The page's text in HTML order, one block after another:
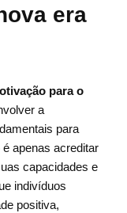
era
para o
a
para
apenas acreditar
capacidades e
indivíduos
positiva,